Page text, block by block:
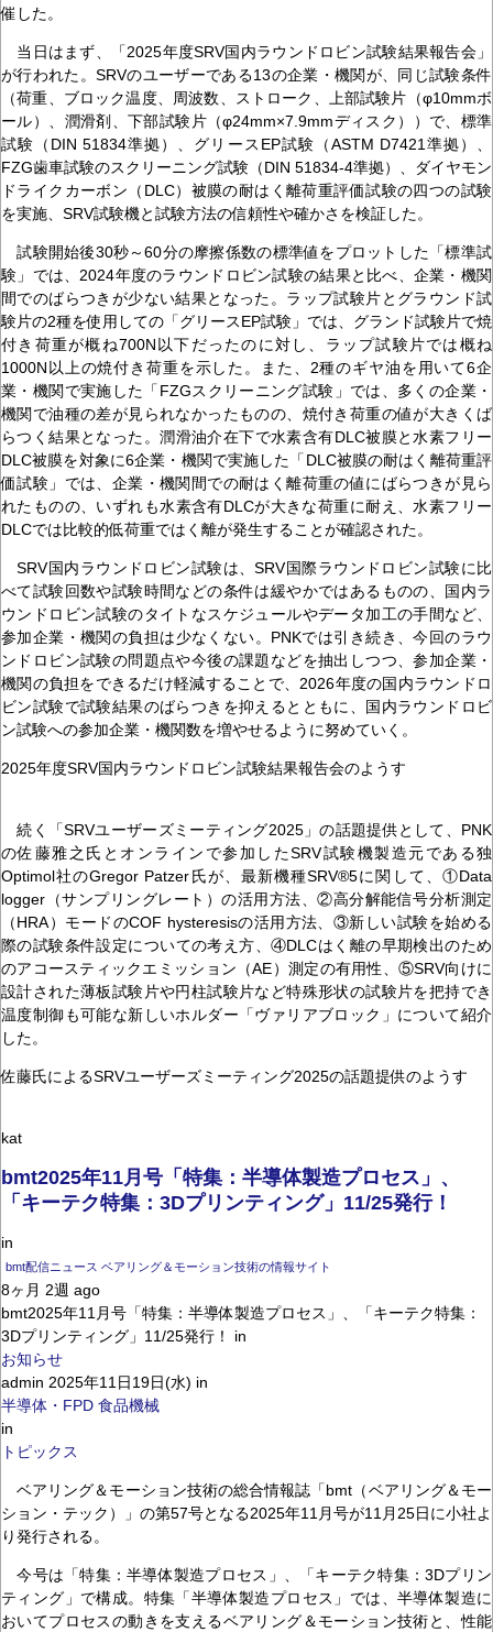
催した。
当日はまず、「2025年度SRV国内ラウンドロビン試験結果報告会」
が行われた。SRVのユーザーである13の企業・機関が、同じ試験条件
（荷重、ブロック温度、周波数、ストローク、上部試験片（φ10mmボ
ール）、潤滑剤、下部試験片（φ24mm×7.9mmディスク））で、標準
試験（DIN 51834準拠）、グリースEP試験（ASTM D7421準拠）、
FZG歯車試験のスクリーニング試験（DIN 51834-4準拠）、ダイヤモン
ドライクカーボン（DLC）被膜の耐はく離荷重評価試験の四つの試験
を実施、SRV試験機と試験方法の信頼性や確かさを検証した。
試験開始後30秒～60分の摩擦係数の標準値をプロットした「標準試
験」では、2024年度のラウンドロビン試験の結果と比べ、企業・機関
間でのばらつきが少ない結果となった。ラップ試験片とグラウンド試
験片の2種を使用しての「グリースEP試験」では、グランド試験片で焼
付き荷重が概ね700N以下だったのに対し、ラップ試験片では概ね
1000N以上の焼付き荷重を示した。また、2種のギヤ油を用いて6企
業・機関で実施した「FZGスクリーニング試験」では、多くの企業・
機関で油種の差が見られなかったものの、焼付き荷重の値が大きくば
らつく結果となった。潤滑油介在下で水素含有DLC被膜と水素フリー
DLC被膜を対象に6企業・機関で実施した「DLC被膜の耐はく離荷重評
価試験」では、企業・機関間での耐はく離荷重の値にばらつきが見ら
れたものの、いずれも水素含有DLCが大きな荷重に耐え、水素フリー
DLCでは比較的低荷重ではく離が発生することが確認された。
SRV国内ラウンドロビン試験は、SRV国際ラウンドロビン試験に比
べて試験回数や試験時間などの条件は緩やかではあるものの、国内ラ
ウンドロビン試験のタイトなスケジュールやデータ加工の手間など、
参加企業・機関の負担は少なくない。PNKでは引き続き、今回のラウ
ンドロビン試験の問題点や今後の課題などを抽出しつつ、参加企業・
機関の負担をできるだけ軽減することで、2026年度の国内ラウンドロ
ビン試験で試験結果のばらつきを抑えるとともに、国内ラウンドロビ
ン試験への参加企業・機関数を増やせるように努めていく。
2025年度SRV国内ラウンドロビン試験結果報告会のようす
続く「SRVユーザーズミーティング2025」の話題提供として、PNK
の佐藤雅之氏とオンラインで参加したSRV試験機製造元である独
Optimol社のGregor Patzer氏が、最新機種SRV®5に関して、①Data
logger（サンプリングレート）の活用方法、②高分解能信号分析測定
（HRA）モードのCOF hysteresisの活用方法、③新しい試験を始める
際の試験条件設定についての考え方、④DLCはく離の早期検出のため
のアコースティックエミッション（AE）測定の有用性、⑤SRV向けに
設計された薄板試験片や円柱試験片など特殊形状の試験片を把持でき
温度制御も可能な新しいホルダー「ヴァリアブロック」について紹介
した。
佐藤氏によるSRVユーザーズミーティング2025の話題提供のようす
kat
bmt2025年11月号「特集：半導体製造プロセス」、
「キーテク特集：3Dプリンティング」11/25発行！
in
bmt配信ニュース ベアリング＆モーション技術の情報サイト
8ヶ月 2週 ago
bmt2025年11月号「特集：半導体製造プロセス」、「キーテク特集：
3Dプリンティング」11/25発行！ in
お知らせ
admin 2025年11日19日(水) in
半導体・FPD 食品機械
in
トピックス
ベアリング＆モーション技術の総合情報誌「bmt（ベアリング＆モー
ション・テック）」の第57号となる2025年11月号が11月25日に小社よ
り発行される。
今号は「特集：半導体製造プロセス」、「キーテク特集：3Dプリン
ティング」で構成。特集「半導体製造プロセス」では、半導体製造に
おいてプロセスの動きを支えるベアリング＆モーション技術と、性能